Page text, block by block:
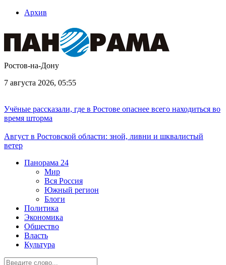
Архив
Ростов-на-Дону
7 августа 2026, 05:55
Учёные рассказали, где в Ростове опаснее всего находиться во
время шторма
Август в Ростовской области: зной, ливни и шквалистый
ветер
Панорама 24
Мир
Вся Россия
Южный регион
Блоги
Политика
Экономика
Общество
Власть
Культура